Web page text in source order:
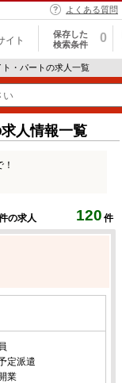
よくある質問
イト
保存した
検索条件
0
・パートの求人一覧
人情報一覧
の求人 120 件
定派遣
業